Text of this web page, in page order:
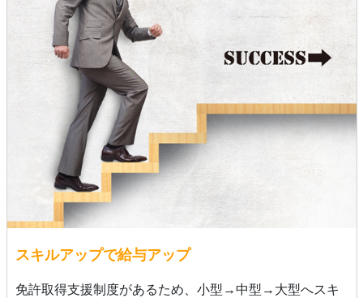
スキルアップで給与アップ
免許取得支援制度があるため、小型→中型→大型へスキ